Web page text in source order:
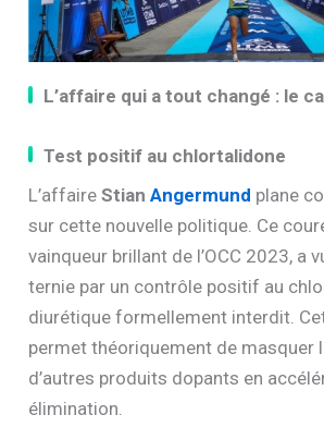
L’affaire qui a tout changé : le
Test positif au chlortalidone
L’affaireStianAngermund plane
sur cette nouvelle politique. Ce
vainqueur brillant de l’OCC 2023, a
ternie par un contrôle positif au
diurétique formellement interdit.
permet théoriquement de masquer
d’autres produits dopants en
élimination.